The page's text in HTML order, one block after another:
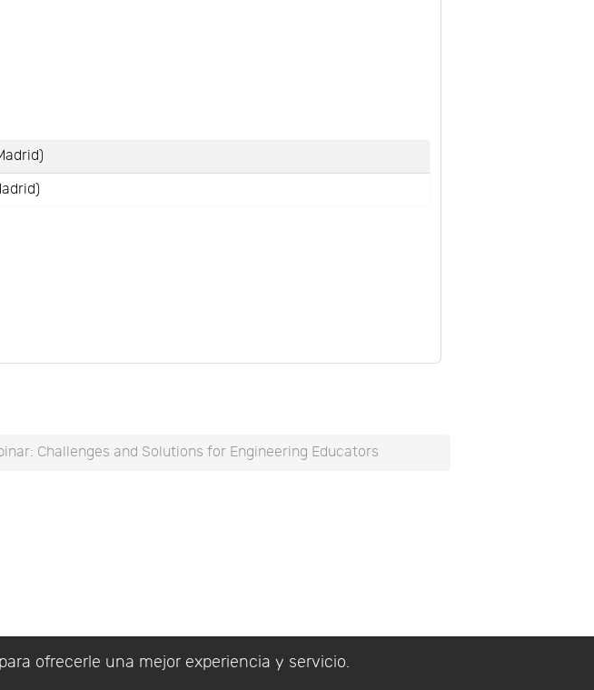
ofrecerle una mejor experiencia y servicio.
Challenges and Solutions for Engineering Educators